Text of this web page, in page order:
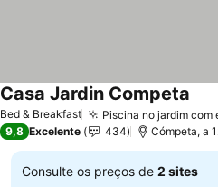
Bed & Breakfast Piscina no jardim com
Casa Jardin Competa
9,8 Excelente 434 Cómpeta, a
Consulte os preços de 2 sites